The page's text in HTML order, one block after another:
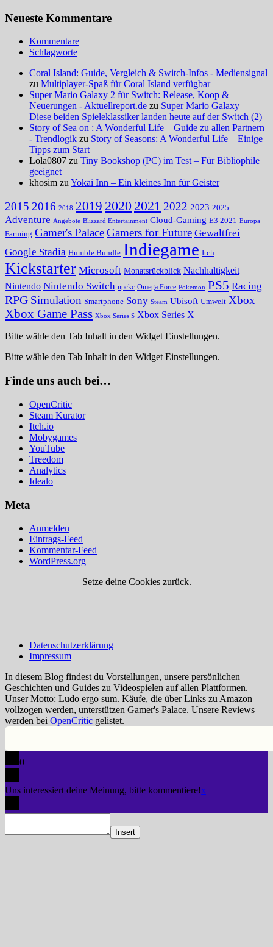
Neueste Kommentare
Kommentare
Schlagworte
Coral Island: Guide, Vergleich & Switch-Infos - Mediensignal
zu Multiplayer-Spaß für Coral Island verfügbar
Super Mario Galaxy 2 für Switch: Release, Koop &
Neuerungen - Aktuellreport.de zu Super Mario Galaxy –
Diese beiden Spieleklassiker landen heute auf der Switch (2)
Story of Sea on : A Wonderful Life – Guide zu allen Partnern
- Trendlogik zu Story of Seasons: A Wonderful Life – Einige
Tipps zum Start
Lola0807 zu Tiny Bookshop (PC) im Test – Für Bibliophile
geeignet
khosim zuYokai Inn – Ein kleines Inn für Geister
2015 2016 2018 2019 2020 2021 2022 2023 2025
Adventure Angebote Blizzard Entertainment Cloud-Gaming E3 2021 Europa
Farming Gamer's PalaceGamers for Future Gewaltfrei
Google Stadia Humble Bundle Indiegame Itch
Kickstarter Microsoft Monatsrückblick Nachhaltigkeit
Nintendo Nintendo Switch npckc Omega Force Pokemon PS5 Racing
RPG Simulation Smartphone Sony Steam Ubisoft Umwelt Xbox
Xbox Game Pass Xbox Series S Xbox Series X
Bitte wähle den Tab Inhalt in den Widget Einstellungen.
Bitte wähle den Tab Inhalt in den Widget Einstellungen.
Finde uns auch bei…
OpenCritic
Steam Kurator
Itch.io
Mobygames
YouTube
Treedom
Analytics
Idealo
Meta
Anmelden
Eintrags-Feed
Kommentar-Feed
WordPress.org
Setze deine Cookies zurück.
Datenschutzerklärung
Impressum
In diesem Blog findest du Vorstellungen, unsere persönlichen
Geschichten und Guides zu Videospielen auf allen Plattformen.
Unser Motto: Ludo ergo sum. Käufe, die über Links zu Amazon
vollzogen werden, unterstützen Gamer's Palace. Unsere Reviews
werden bei OpenCritic gelistet.
0
Uns interessiert deine Meinung, bitte kommentiere!x
Insert